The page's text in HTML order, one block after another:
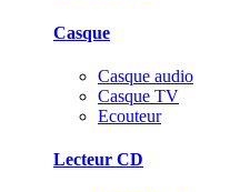
Casque
Casque audio
Casque TV
Ecouteur
Lecteur CD